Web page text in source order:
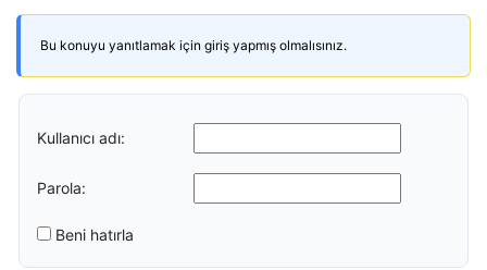
Bu konuyu yanıtlamak için giriş yapmış olmalısınız.
Kullanıcı adı:
Parola:
Beni hatırla